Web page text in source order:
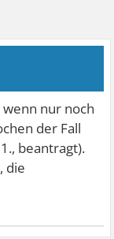
nur noch
der Fall
beantragt).
die